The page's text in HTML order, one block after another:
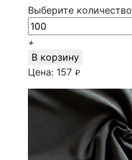
Выберите количество
+
В корзину
Цена: 157 ₽